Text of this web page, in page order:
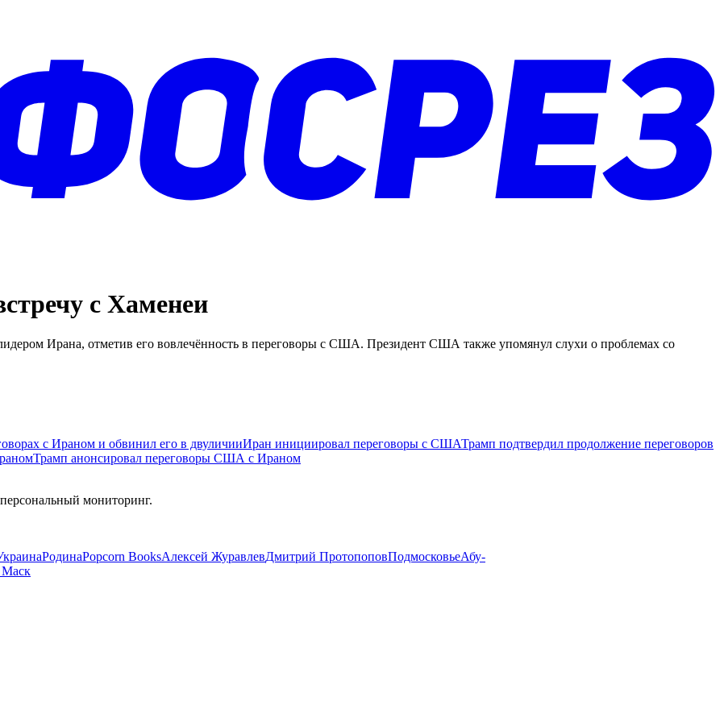
с Хаменеи
Ирана, отметив его вовлечённость в переговоры с США. Президент США также упомянул слухи о проблемах со
с Ираном и обвинил его в двуличииИран инициировал переговоры с СШАТрамп подтвердил продолжение переговоров
Трамп анонсировал переговоры США с Ираном
мониторинг.
РодинаPopcorn BooksАлексей ЖуравлевДмитрий ПротопоповПодмосковьеАбу-